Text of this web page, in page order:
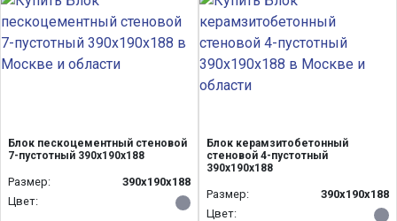
Блок пескоцементный стеновой
7-пустотный 390х190х188
Размер:
390х190х188
Цвет:
Блок керамзитобетонный
стеновой 4-пустотный
390х190х188
Размер:
390х190х188
Цвет: